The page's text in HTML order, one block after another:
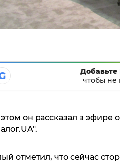
Добавьте
чтобы не
он рассказал в эфире
отметил, что сейчас